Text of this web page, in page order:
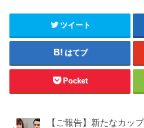
ツイート
はてブ
Pocket
【ご報告】新たなカッ